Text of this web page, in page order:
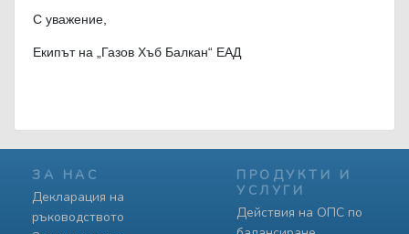
С уважение,
Екипът на „Газов Хъб Балкан“ ЕАД
ЗА НАС
Декларация на
ръководството
ПРОДУКТИ И
УСЛУГИ
Действия на ОПС по